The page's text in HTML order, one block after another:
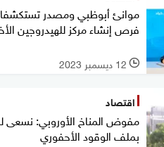
موانئ أبوظبي ومصدر
فرص إنشاء مركز للهيدروجين
l 12 ديسمبر 2023
اقتصاد
مفوض المناخ الأوروبي: نسعى
بملف الوقود الأحفوري